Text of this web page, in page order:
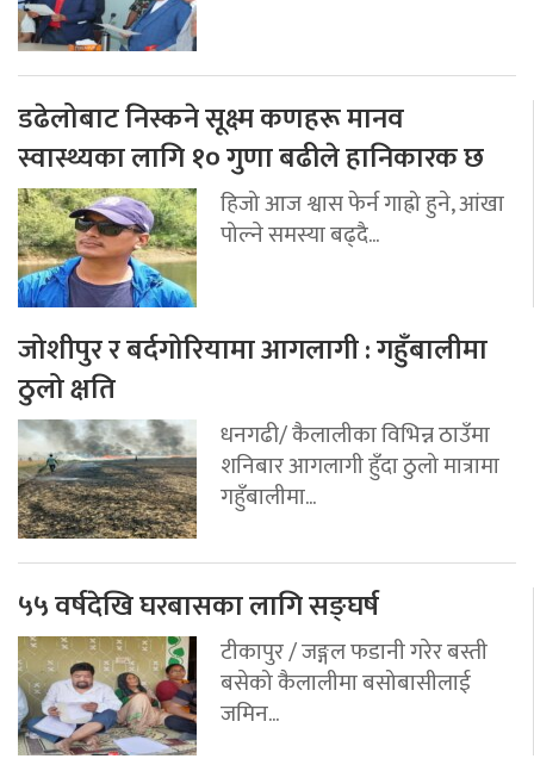
डढेलोबाट निस्कने सूक्ष्म कणहरू मानव
स्वास्थ्यका लागि १० गुणा बढीले हानिकारक छ
हिजो आज श्वास फेर्न गाह्रो हुने, आंखा
पोल्ने समस्या बढ्दै...
जोशीपुर र बर्दगोरियामा आगलागी : गहुँबालीमा
ठुलो क्षति
धनगढी/ कैलालीका विभिन्न ठाउँमा
शनिबार आगलागी हुँदा ठुलो मात्रामा
गहुँबालीमा...
५५ वर्षदेखि घरबासका लागि सङ्घर्ष
टीकापुर / जङ्गल फडानी गरेर बस्ती
बसेको कैलालीमा बसोबासीलाई
जमिन...